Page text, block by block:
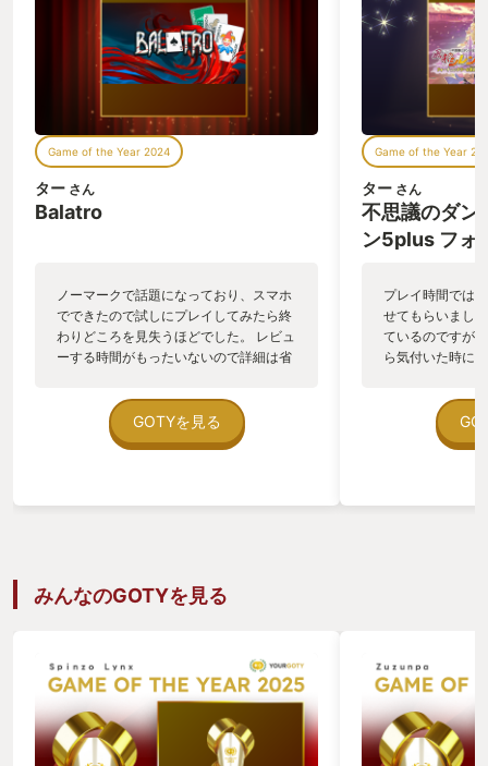
Game of the Year 2024
ター さん
Balatro
ノーマークで話題になっており、スマホ
でできたので試しにプレイしてみたら終
わりどころを見失うほどでした。 レビュ
ーする時間がもったいないので詳細は省
あります！ インスクリプションのカード
ゲーム部分を楽しめた方なら是非おすす
GOTYを見る
Game of the Year
ター さん
不思議のダン
ン5plus フォ
プレイ時間では
せてもらいまし
ているのですが
ら気付いた時に
時間はあっとい
なことで100時
年はゲームをプ
のゲームをして
みんなのGOTYを見る